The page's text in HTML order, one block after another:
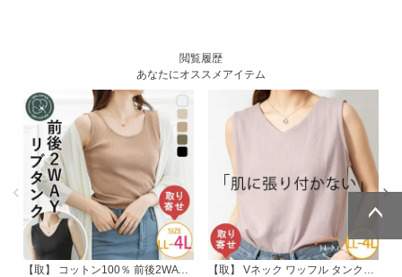
閲覧履歴
あなたにオススメアイテム
【取】 コットン100％ 前後2WAY ランダムリブ タンクトップ | 大きいサイズの通販ならハッピーマリリン
【取】 Vネック ワッフル タンクトップ | 大きいサイズの通販ならハッピーマリリン
ページトッ
プへ
ページトッ
プへ